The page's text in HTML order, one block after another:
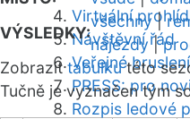
Virtuální
Návštěvní řád
Veřejné bruslení
PRESS: pro
Rozpis ledové
VÝSLEDKY:
všechny|
nájezdy|
Zobrazittabulkutéto
Tučně je vyznačen tým